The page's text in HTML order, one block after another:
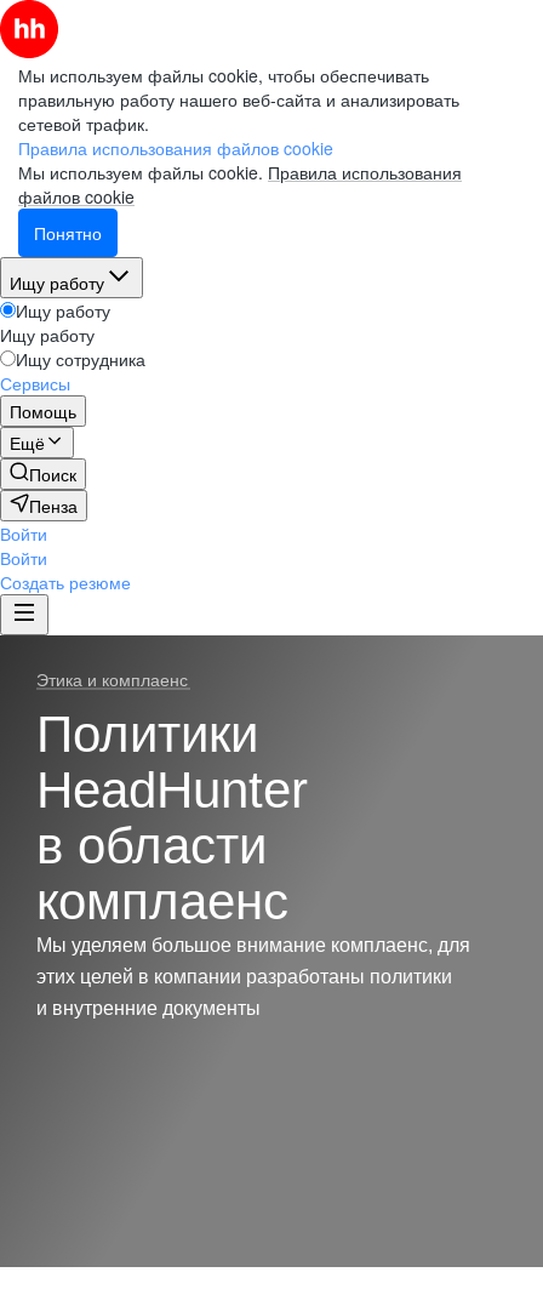
Мы используем файлы cookie, чтобы обеспечивать
правильную работу нашего веб-сайта и анализировать
сетевой трафик.
Правила использования файлов cookie
Мы используем файлы cookie. Правила использования
файлов cookie
Понятно
Ищу работу
Ищу работу
Ищу работу
Ищу сотрудника
Сервисы
Помощь
Ещё
Поиск
Пенза
Войти
Войти
Создать резюме
Этика и комплаенс
Политики
HeadHunter
в области
комплаенс
Мы уделяем большое внимание комплаенс, для
этих целей в компании разработаны политики
и внутренние документы